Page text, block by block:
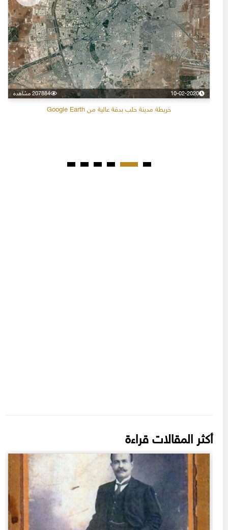
10-02-2020 207884 مشاهدة
خريطة مدينة حلب بدقة عالية من Google Earth
أكثر المقالات قراءة